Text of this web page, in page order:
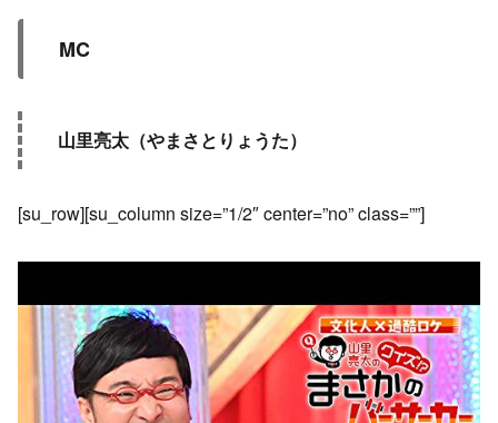
MC
山里亮太（やまさとりょうた）
[su_row][su_column size=”1/2″ center=”no” class=””]